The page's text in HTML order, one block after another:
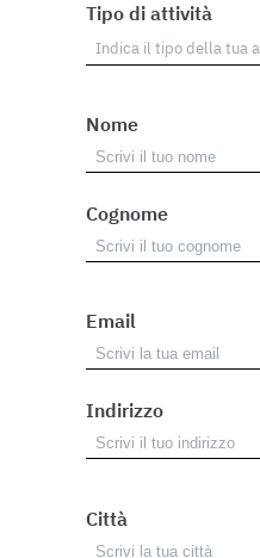
Tipo di attività
Nome
Cognome
Email
Indirizzo
Città